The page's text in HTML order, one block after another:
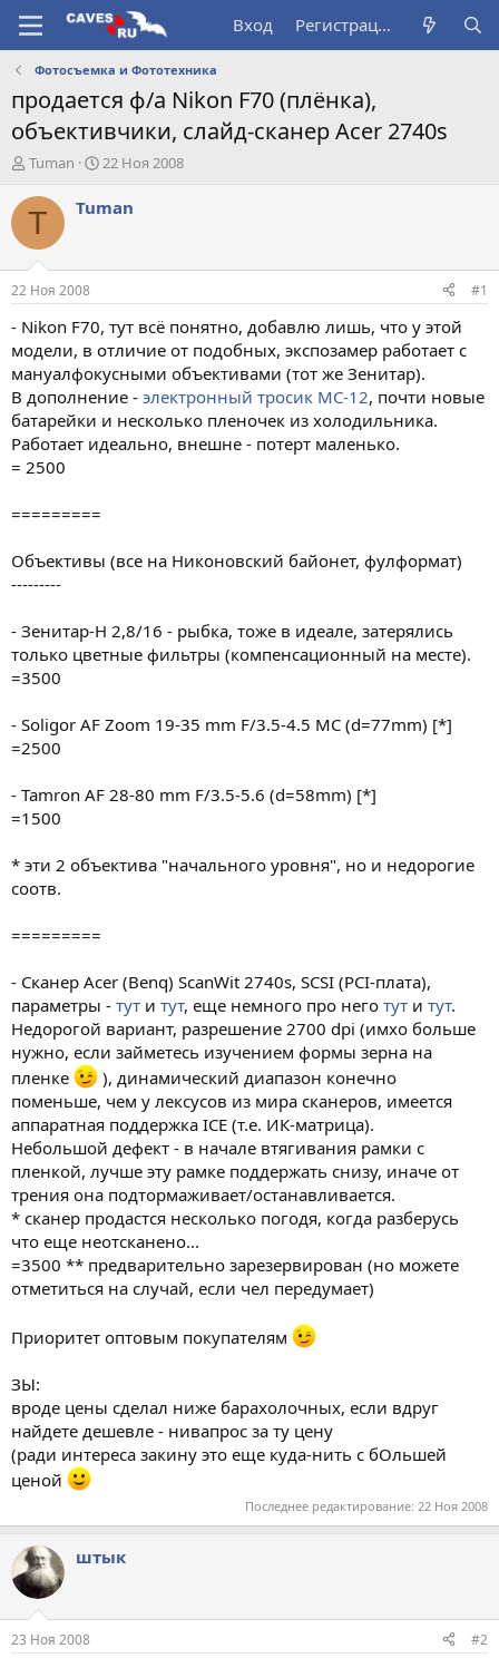
Вход Регистрация
Фотосъемка и Фототехника
продается ф/а Nikon F70 (плёнка),
объективчики, слайд-сканер Acer 2740s
А
т
т
е
м
ы
Tuman
Д
т
а
л
а
22 Ноя 2008
T Tuman
22 Ноя 2008 #1
- Nikon F70, тут всё понятно, добавлю лишь, что у этой
модели, в отличие от подобных, экспозамер работает с
мануалфокусными объективами (тот же Зенитар).
В дополнение - электронный тросик MC-12, почти новые
батарейки и несколько пленочек из холодильника.
Работает идеально, внешне - потерт маленько.
= 2500
=========
Объективы (все на Никоновский байонет, фулформат)
---------
- Зенитар-Н 2,8/16 - рыбка, тоже в идеале, затерялись
только цветные фильтры (компенсационный на месте).
=3500
- Soligor AF Zoom 19-35 mm F/3.5-4.5 MC (d=77mm) [*]
=2500
- Tamron AF 28-80 mm F/3.5-5.6 (d=58mm) [*]
=1500
* эти 2 объектива "начального уровня", но и недорогие
соотв.
=========
- Сканер Acer (Benq) ScanWit 2740s, SCSI (PCI-плата),
параметры - тут и тут, еще немного про него тут и тут.
Недорогой вариант, разрешение 2700 dpi (имхо больше
нужно, если займетесь изучением формы зерна на
пленке
), динамический диапазон конечно
поменьше, чем у лексусов из мира сканеров, имеется
аппаратная поддержка ICE (т.е. ИК-матрица).
Небольшой дефект - в начале втягивания рамки с
пленкой, лучше эту рамке поддержать снизу, иначе от
трения она подтормаживает/останавливается.
* сканер продастся несколько погодя, когда разберусь
что еще неотсканено...
=3500 ** предварительно зарезервирован (но можете
отметиться на случай, если чел передумает)
Приоритет оптовым покупателям
ЗЫ:
вроде цены сделал ниже барахолочных, если вдруг
найдете дешевле - нивапрос за ту цену
(ради интереса закину это еще куда-нить с бОльшей
ценой
Последнее редактирование: 22 Ноя 2008
штык
23 Ноя 2008 #2